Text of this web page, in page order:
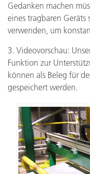
Gedanken machen
eines tragbaren
verwenden, um
3. Videovorschau:
Funktion zur
können als Beleg für
gespeichert werden.